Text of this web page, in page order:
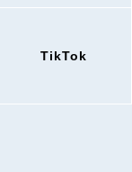
TikTok